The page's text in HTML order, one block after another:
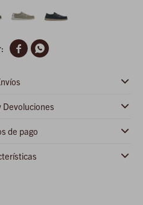
 
Devoluciones
de pago